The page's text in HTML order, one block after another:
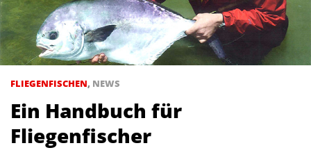
FLIEGENFISCHEN, NEWS
Ein Handbuch für
Fliegenfischer